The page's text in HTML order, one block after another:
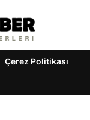
Çerez Politikası